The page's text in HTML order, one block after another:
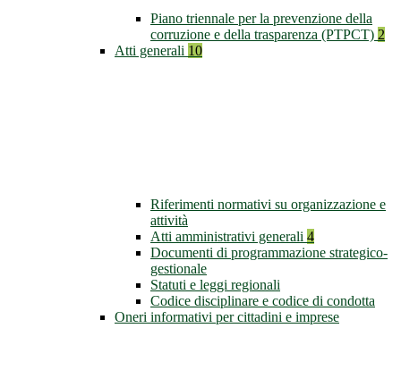
Piano triennale per la prevenzione della
corruzione e della trasparenza (PTPCT) 2
Atti generali 10
Riferimenti normativi su organizzazione e
attività
Atti amministrativi generali 4
Documenti di programmazione strategico-
gestionale
Statuti e leggi regionali
Codice disciplinare e codice di condotta
Oneri informativi per cittadini e imprese